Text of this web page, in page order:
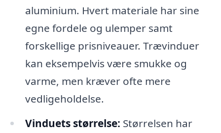
aluminium. Hvert materiale har sine
egne fordele og ulemper samt
forskellige prisniveauer. Trævinduer
kan eksempelvis være smukke og
varme, men kræver ofte mere
vedligeholdelse.
Vinduets størrelse: Størrelsen har